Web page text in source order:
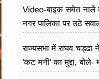
Video-बाइक समेत नाले
नगर पालिका पर उठे
राज्यसभा में राघव चड्ढा
'कट मनी' का मुद्दा, बोले-